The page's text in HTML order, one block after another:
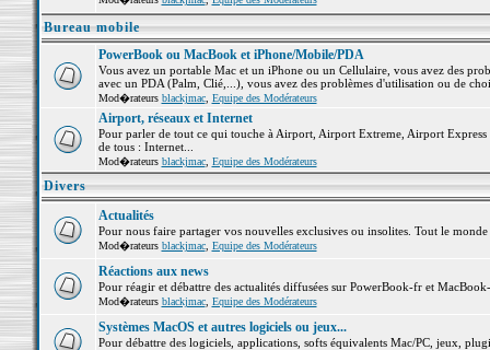
Bureau mobile
PowerBook ou MacBook et iPhone/Mobile/PDA
Vous avez un portable Mac et un iPhone ou un Cellulaire, vous avez des
avec un PDA (Palm, Clié,...), vous avez des problèmes d'utilisation ou de
Mod�rateurs blackjmac, Equipe des Modérateurs
Airport, réseaux et Internet
Pour parler de tout ce qui touche à Airport, Airport Extreme, Airport
de tous : Internet...
Mod�rateurs blackjmac, Equipe des Modérateurs
Divers
Actualités
Pour nous faire partager vos nouvelles exclusives ou insolites. Tout le
Mod�rateurs blackjmac, Equipe des Modérateurs
Réactions aux news
Pour réagir et débattre des actualités diffusées sur PowerBook-fr et
Mod�rateurs blackjmac, Equipe des Modérateurs
Systèmes MacOS et autres logiciels ou jeux...
Pour débattre des logiciels, applications, softs équivalents Mac/PC, jeux,